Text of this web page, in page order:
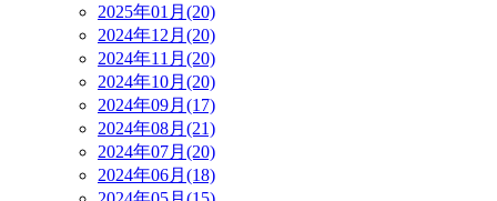
2025年01月(20)
2024年12月(20)
2024年11月(20)
2024年10月(20)
2024年09月(17)
2024年08月(21)
2024年07月(20)
2024年06月(18)